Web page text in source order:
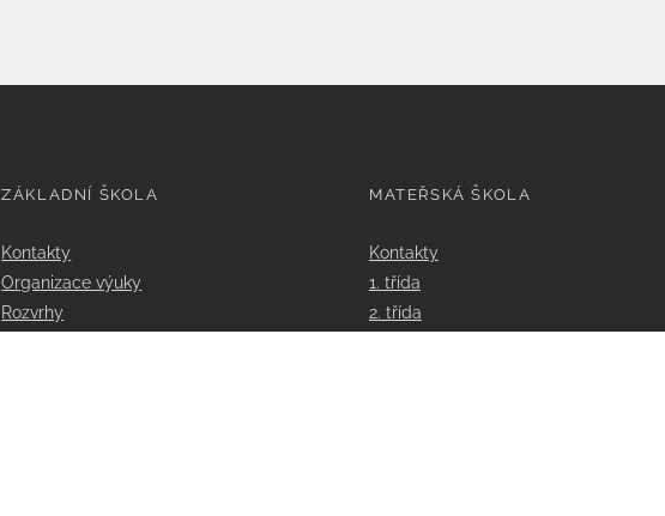
ZÁKLADNÍ ŠKOLA
Kontakty
Organizace výuky
Rozvrhy
MATEŘSKÁ ŠKOLA
Kontakty
1. třída
2. třída